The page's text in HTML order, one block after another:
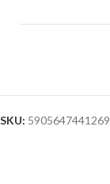
SKU: 5905647441269